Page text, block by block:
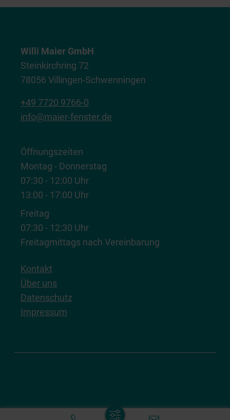
Willi Maier GmbH
Steinkirchring 72
78056 Villingen-Schwenningen
+49 7720 9766-0
info@maier-fenster.de
Öffnungszeiten
Montag - Donnerstag
07:30 - 12:00 Uhr
13:00 - 17:00 Uhr
Freitag
07:30 - 12:30 Uhr
Freitagmittags nach Vereinbarung
Kontakt
Über uns
Datenschutz
Impressum